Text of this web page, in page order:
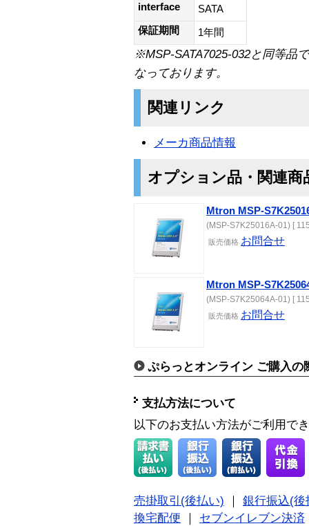
interface
SATA
保証期間
1年間
※MSP-SATA7025-032と同等品
なっております。
関連リンク
メーカ商品情報
オプション品・関連商
Mtron MSP-
(MSP-S7K25016A-01) [
販売価格 お問合せ
Mtron MSP-
(MSP-S7K25064A-01) [
販売価格 お問合せ
ぷらっとオンライン ご購入の
支払方法について
以下のお支払い方法がご利用で
売掛取引(後払い)
銀行振込(後
換宅配便
セブンイレブン決済